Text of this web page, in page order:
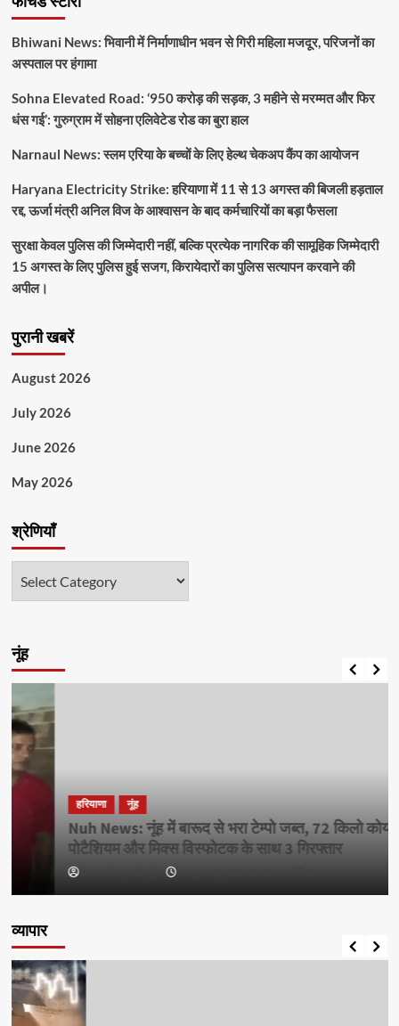
Bhiwani News: भिवानी में निर्माणाधीन भवन से गिरी महिला मजदूर, परिजनों का
अस्पताल पर हंगामा
Sohna Elevated Road: ‘950 करोड़ की सड़क, 3 महीने से मरम्मत और फिर
धंस गई’: गुरुग्राम में सोहना एलिवेटेड रोड का बुरा हाल
Narnaul News: स्लम एरिया के बच्चों के लिए हेल्थ चेकअप कैंप का आयोजन
Haryana Electricity Strike: हरियाणा में 11 से 13 अगस्त की बिजली हड़ताल
रद्द, ऊर्जा मंत्री अनिल विज के आश्वासन के बाद कर्मचारियों का बड़ा फैसला
सुरक्षा केवल पुलिस की जिम्मेदारी नहीं, बल्कि प्रत्येक नागरिक की सामूहिक जिम्मेदारी
15 अगस्त के लिए पुलिस हुई सजग, किरायेदारों का पुलिस सत्यापन करवाने की
अपील।
पुरानी खबरें
August 2026
July 2026
June 2026
May 2026
श्रेणियाँ
नूंह
नूंह
Nuh News: नूंह में बारूद से भरा टेम्पो जब्त, 72 किलो कोयला,
पोटैशियम और मिक्स विस्फोटक के साथ 3 गिरफ्तार
Amandeep Singh August 5, 2026 11:42 am
व्यापार